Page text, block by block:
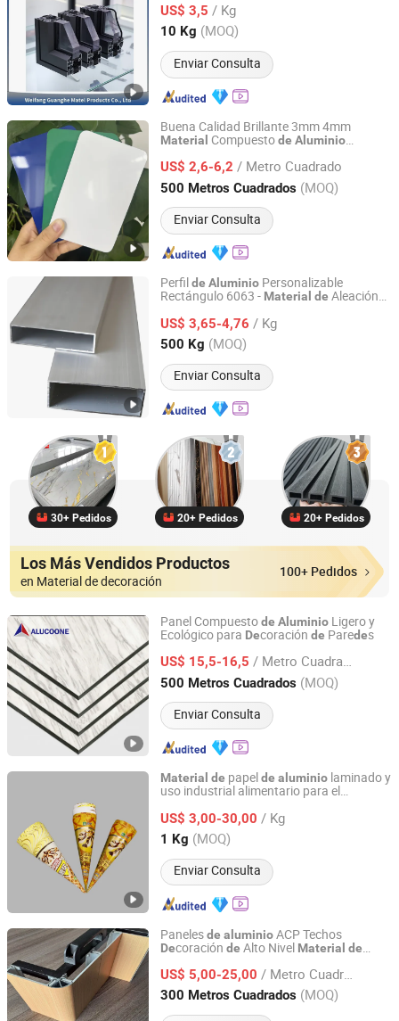
US$ 3,5 / Kg
10 Kg (MOQ)
Enviar Consulta
Shandong, China Desde 2023
Buena Calidad Brillante 3mm 4mm
Material Compuestode Aluminio
US$ 2,6-6,2 / Metro Cuadrado
500 Metros Cuadrados (MOQ)
Enviar Consulta
Linyi Xingda Aluminum & Plastic Decoration Material Co.,
Ltd.
Shandong, China Desde 2016
Perfilde Aluminio Personalizable
Rectángulo 6063 - Material de Aleación
US$ 3,65-4,76 / Kg
500 Kg (MOQ)
Enviar Consulta
ZYF International Commercial (Suzhou) Co., Ltd.
Jiangsu, China Desde 2025
30+ Pedidos 20+ Pedidos 20+ Pedidos
Los Más Vendidos Productos
en Material de decoración
100+ Pedidos
Panel Compuestode Aluminio Ligero y
Ecológico para Decoración de Paredes
US$ 15,5-16,5 / Metro Cuadrado
500 Metros Cuadrados (MOQ)
Enviar Consulta
Zhejiang Zhongbang New Metal Materials Co., Ltd.
Zhejiang, China Desde 2020
Material de papel de aluminio laminado y
uso industrial alimentario para el
US$ 3,00-30,00 / Kg
1 Kg (MOQ)
Enviar Consulta
Heli Pack Science And Technology (Qingzhou) Co., Ltd.
Shandong, China Desde 2015
Panelesde aluminioACP Techos
Decoración de Alto Nivel Material de
US$ 5,00-25,00 / Metro Cuadrado
300 Metros Cuadrados (MOQ)
Shandong Alserfull Construction Materials Co., Ltd.
Shandong, China Desde 2025